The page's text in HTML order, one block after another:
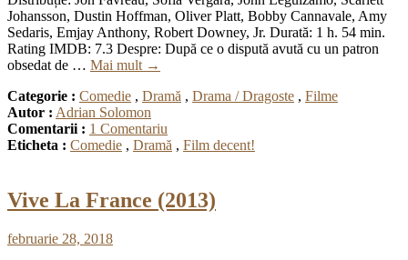
Johansson, Dustin Hoffman, Oliver Platt, Bobby Cannavale, Amy
Sedaris, Emjay Anthony, Robert Downey, Jr. Durată: 1 h. 54 min.
Rating IMDB: 7.3 Despre: După ce o dispută avută cu un patron
obsedat de … Mai mult →
Categorie : Comedie , Dramă , Drama / Dragoste , Filme
Autor : Adrian Solomon
Comentarii : 1 Comentariu
Eticheta : Comedie , Dramă , Film decent!
Vive La France (2013)
februarie 28, 2018